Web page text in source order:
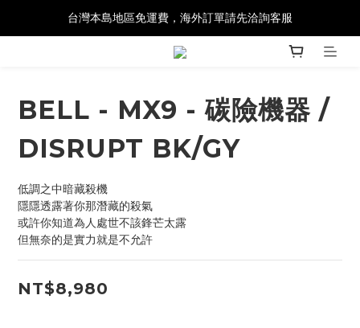
台灣本島地區免運費，海外訂單請先洽詢客服
BELL - MX9 - 碳險機器 /
DISRUPT BK/GY
低調之中暗藏殺機
隱隱透露著你那潛藏的殺氣
或許你知道為人處世不該鋒芒太露
但無奈的是實力就是不允許
NT$8,980